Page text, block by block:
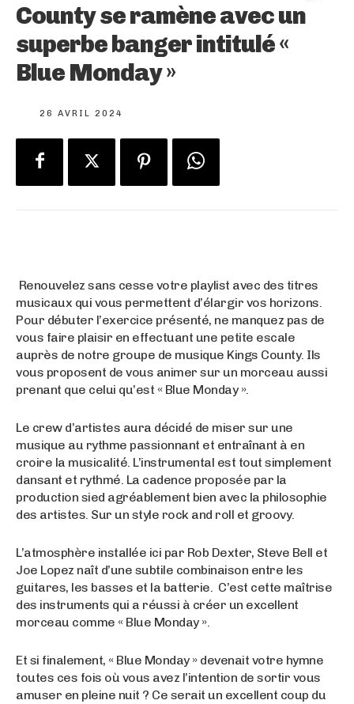
County se ramène avec un
superbe banger intitulé «
Blue Monday »
26 AVRIL 2024
Renouvelez sans cesse votre playlist avec des titres
musicaux qui vous permettent d’élargir vos horizons.
Pour débuter l’exercice présenté, ne manquez pas de
vous faire plaisir en effectuant une petite escale
auprès de notre groupe de musique Kings County. Ils
vous proposent de vous animer sur un morceau aussi
prenant que celui qu’est « Blue Monday ».
Le crew d’artistes aura décidé de miser sur une
musique au rythme passionnant et entraînant à en
croire la musicalité. L’instrumental est tout simplement
dansant et rythmé. La cadence proposée par la
production sied agréablement bien avec la philosophie
des artistes. Sur un style rock and roll et groovy.
L’atmosphère installée ici par Rob Dexter, Steve Bell et
Joe Lopez naît d’une subtile combinaison entre les
guitares, les basses et la batterie. C’est cette maîtrise
des instruments qui a réussi à créer un excellent
morceau comme « Blue Monday ».
Et si finalement, « Blue Monday » devenait votre hymne
toutes ces fois où vous avez l’intention de sortir vous
amuser en pleine nuit ? Ce serait un excellent coup du